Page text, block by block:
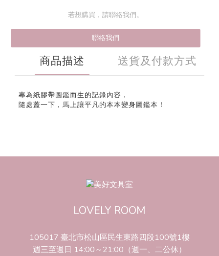
若想購買，請聯絡我們。
聯絡我們
商品描述 送貨及付款方式
專為紙膠帶圖鑑而生的記錄內容，
隨處蓋一下，馬上讓平凡的本本變身圖鑑本！
LOVELY ROOM
105017 臺北市松山區民生東路四段100號1樓
週三至週日 14:00～21:00（週一、二公休）